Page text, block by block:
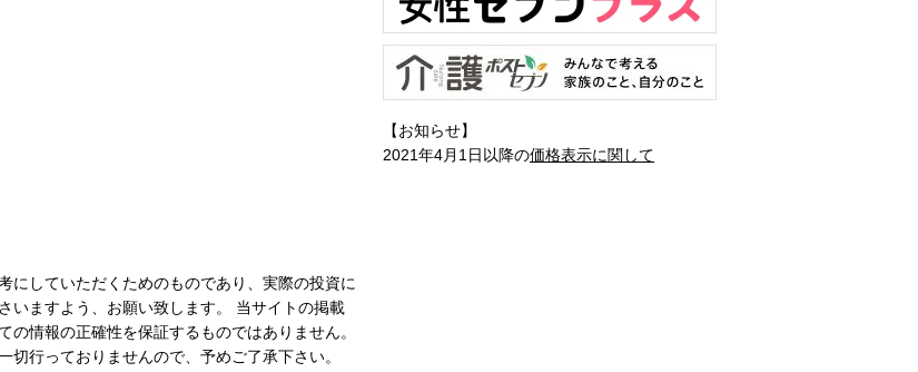
にしていただくためのものであり、実際の投資に
いますよう、お願い致します。 当サイトの掲載
情報の正確性を保証するものではありません。
行っておりませんので、予めご了承下さい。
【お知らせ】
2021年4月1日以降の価格表示に関して